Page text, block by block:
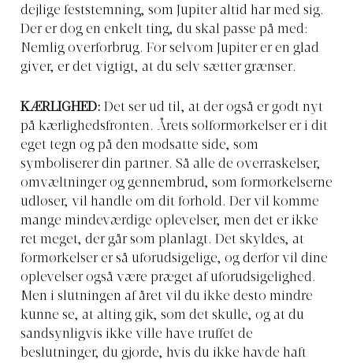
dejlige feststemning, som Jupiter altid har med sig.
Der er dog en enkelt ting, du skal passe på med:
Nemlig overforbrug. For selvom Jupiter er en glad
giver, er det vigtigt, at du selv sætter grænser.
KÆRLIGHED: Det ser ud til, at der også er godt nyt
på kærlighedsfronten. Årets solformørkelser er i dit
eget tegn og på den modsatte side, som
symboliserer din partner. Så alle de overraskelser,
omvæltninger og gennembrud, som formørkelserne
udløser, vil handle om dit forhold. Der vil komme
mange mindeværdige oplevelser, men det er ikke
ret meget, der går som planlagt. Det skyldes, at
formørkelser er så uforudsigelige, og derfor vil dine
oplevelser også være præget af uforudsigelighed.
Men i slutningen af året vil du ikke desto mindre
kunne se, at alting gik, som det skulle, og at du
sandsynligvis ikke ville have truffet de
beslutninger, du gjorde, hvis du ikke havde haft